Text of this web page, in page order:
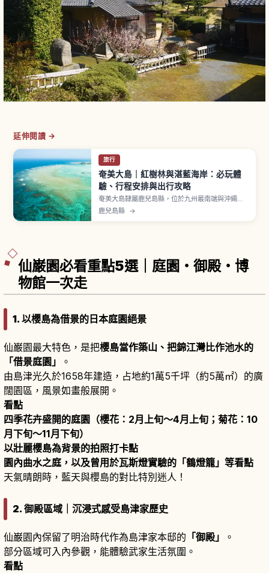
延伸閱讀 →
旅行
奄美大島｜紅樹林與湛藍海岸：必玩體
驗、行程安排與出行攻略
奄美大島隸屬鹿兒島縣，位於九州最南端與沖繩本
島之間，是日本離島中第3大的島嶼。2021年以
「奄美大島、德之島、沖繩島北部及西表島」之名
鹿兒島縣 →
仙巌園必看重點5選｜庭園・御殿・博
物館一次走
1. 以櫻島為借景的日本庭園絕景
仙巌園最大特色，是把櫻島當作築山、把錦江灣比作池水的
「借景庭園」
。
由島津光久於1658年建造，占地約1萬5千坪（約5萬㎡）的廣
闊園區，風景如畫般展開。
看點
四季花卉盛開的庭園（櫻花：2月上旬〜4月上旬；菊花：10
月下旬〜11月下旬）
以壯麗櫻島為背景的拍照打卡點
園內曲水之庭，以及曾用於瓦斯燈實驗的「鶴燈籠」等看點
天氣晴朗時，藍天與櫻島的對比特別迷人！
2. 御殿區域｜沉浸式感受島津家歷史
仙巌園內保留了明治時代作為島津家本邸的 「御殿」
。
部分區域可入內參觀，能體驗武家生活氛圍。
看點